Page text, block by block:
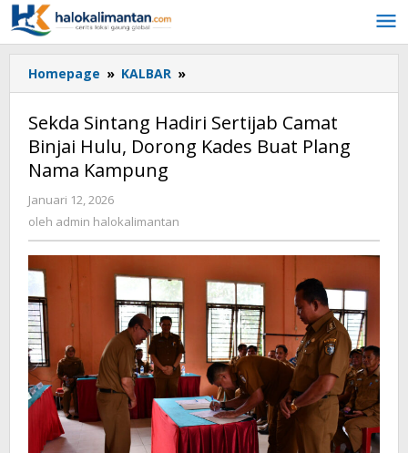
Lewati
ke
konten
Homepage » KALBAR »
Sintang
Sertijab
Camat
Buat
Nama
Kampung
Sekda Sintang Hadiri Sertijab Camat
Binjai Hulu, Dorong Kades Buat Plang
Nama Kampung
Januari 12, 2026
admin
oleh admin halokalimantan